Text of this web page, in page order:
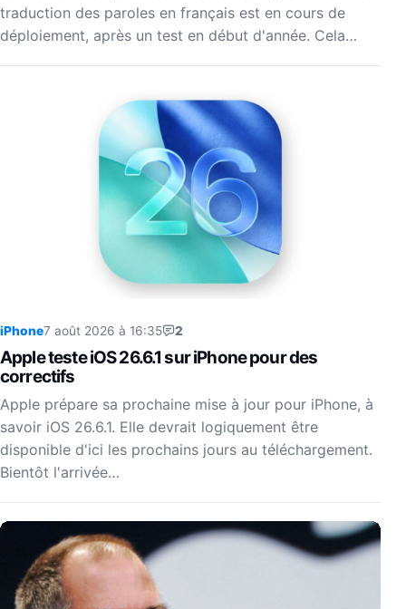
traduction des paroles en français est en cours de
déploiement, après un test en début d'année. Cela…
iPhone7 août 2026 à 16:35 2
Apple teste iOS 26.6.1 sur iPhone pour des
correctifs
Apple prépare sa prochaine mise à jour pour iPhone, à
savoir iOS 26.6.1. Elle devrait logiquement être
disponible d'ici les prochains jours au téléchargement.
Bientôt l'arrivée…